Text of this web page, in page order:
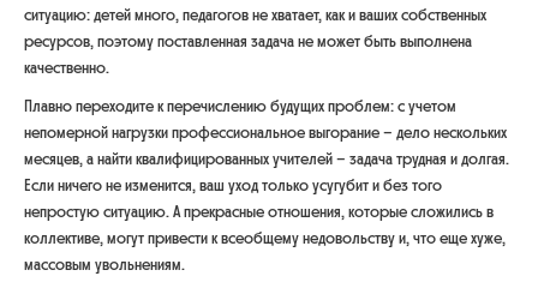
ситуацию: детей много, педагогов не хватает, как и ваших собственных
ресурсов, поэтому поставленная задача не может быть выполнена
качественно.
Плавно переходите к перечислению будущих проблем: с учетом
непомерной нагрузки профессиональное выгорание – дело нескольких
месяцев, а найти квалифицированных учителей – задача трудная и долгая.
Если ничего не изменится, ваш уход только усугубит и без того
непростую ситуацию. А прекрасные отношения, которые сложились в
коллективе, могут привести к всеобщему недовольству и, что еще хуже,
массовым увольнениям.